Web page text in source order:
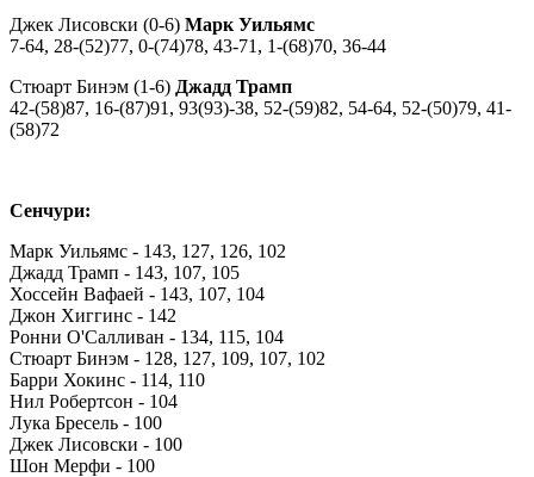
Джек Лисовски (0-6) Марк Уильямс
7-64, 28-(52)77, 0-(74)78, 43-71, 1-(68)70, 36-44
Стюарт Бинэм (1-6) Джадд Трамп
42-(58)87, 16-(87)91, 93(93)-38, 52-(59)82, 54-64, 52-(50)79, 41-
(58)72
Сенчури:
Марк Уильямс - 143, 127, 126, 102
Джадд Трамп - 143, 107, 105
Хоссейн Вафаей - 143, 107, 104
Джон Хиггинс - 142
Ронни О'Салливан - 134, 115, 104
Стюарт Бинэм - 128, 127, 109, 107, 102
Барри Хокинс - 114, 110
Нил Робертсон - 104
Лука Бресель - 100
Джек Лисовски - 100
Шон Мерфи - 100